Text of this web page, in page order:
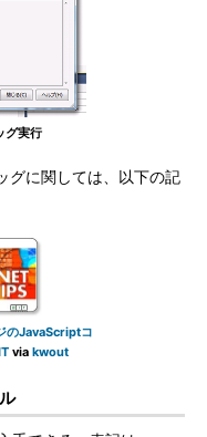
グ実行
に関しては、以下の記
のJavaScriptコ
via kwout